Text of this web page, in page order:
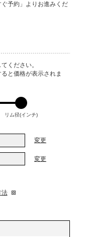
予約」よりお進みくだ
ください。
と価格が表示されま
リム径(インチ)
変更
変更
法